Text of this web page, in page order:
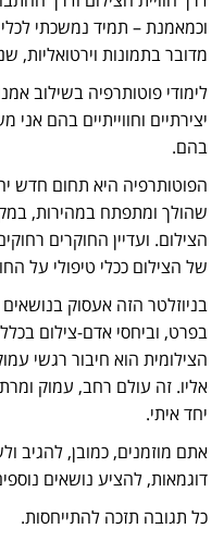
וכמאמנת – תמיד נמשכתי לכלי
מדובר בתמונות וירטואליות,
לימודי פוטותרפיה בשילוב
יצירתיים וחווייתיים בהם
בהם.
שהולך ומתפתח במהירות,
הצילום. ועדיין החוקרים
של הצילום ככלי טיפולי על
בניוזלטר הזה אעסוק
בפרט, וביחסי אדם-צילום
הצילומית הוא חיבור רגשי
אליו. זה עולם רחב, עמוק
יחד איתי.
אתם מוזמנים, כמובן, להגיב
דוגמאות, להציע נושאים
כל תגובה תזכה להתייחסות.